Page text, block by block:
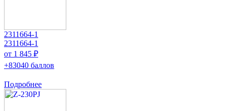
2311664-1
2311664-1
от 1 845 ₽
+83040 баллов
Подробнее